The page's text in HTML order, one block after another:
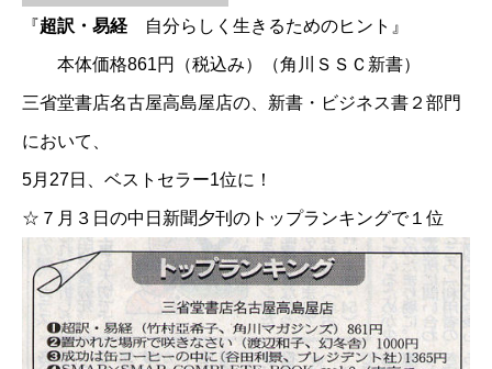
『超訳・易経 自分らしく生きるためのヒント』
本体価格861円（税込み）（角川ＳＳＣ新書）
三省堂書店名古屋高島屋店の、新書・ビジネス書２部門
において、
5月27日、ベストセラー1位に！
☆７月３日の中日新聞夕刊のトップランキングで１位